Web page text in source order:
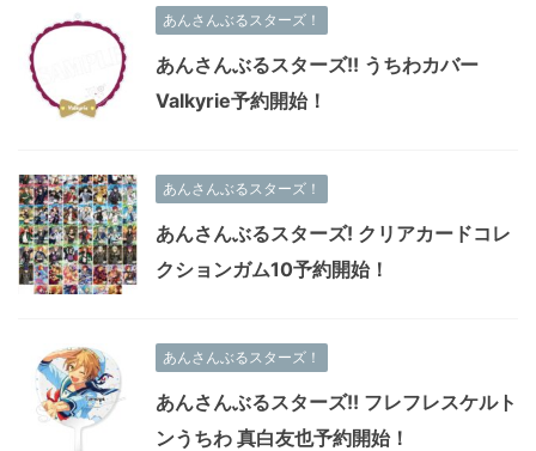
あんさんぶるスターズ！
あんさんぶるスターズ!! うちわカバー
Valkyrie予約開始！
あんさんぶるスターズ！
あんさんぶるスターズ! クリアカードコレ
クションガム10予約開始！
あんさんぶるスターズ！
あんさんぶるスターズ!! フレフレスケルト
ンうちわ 真白友也予約開始！